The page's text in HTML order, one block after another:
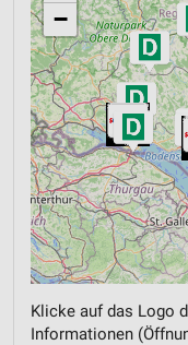
−
Klicke auf das Logo
Informationen